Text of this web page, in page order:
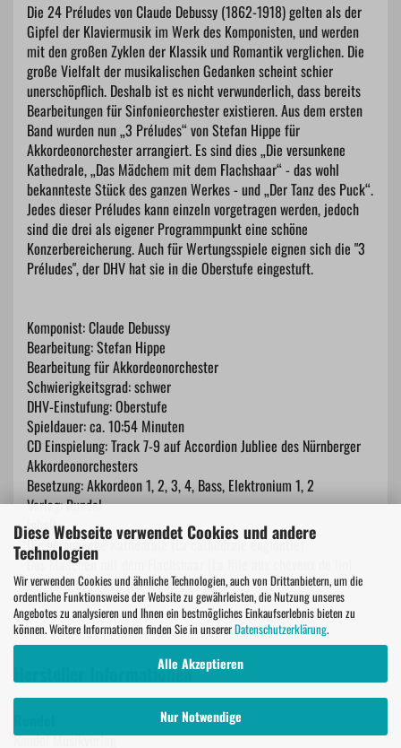
Diese Webseite verwendet Cookies und andere
Technologien
Wir verwenden Cookies und ähnliche Technologien, auch von Drittanbietern, um die
ordentliche Funktionsweise der Website zu gewährleisten, die Nutzung unseres
Angebotes zu analysieren und Ihnen ein bestmögliches Einkaufserlebnis bieten zu
können. Weitere Informationen finden Sie in unsererDatenschutzerklärung.
Alle Akzeptieren
Nur Notwendige
Die 24 Préludes von Claude Debussy (1862-1918) gelten als der
Gipfel der Klaviermusik im Werk des Komponisten, und werden
mit den großen Zyklen der Klassik und Romantik verglichen. Die
große Vielfalt der musikalischen Gedanken scheint schier
unerschöpflich. Deshalb ist es nicht verwunderlich, dass bereits
Bearbeitungen für Sinfonieorchester existieren. Aus dem ersten
Band wurden nun „3 Préludes“ von Stefan Hippe für
Akkordeonorchester arrangiert. Es sind dies „Die versunkene
Kathedrale, „Das Mädchem mit dem Flachshaar“ - das wohl
bekannteste Stück des ganzen Werkes - und „Der Tanz des Puck“.
Jedes dieser Préludes kann einzeln vorgetragen werden, jedoch
sind die drei als eigener Programmpunkt eine schöne
Konzerbereicherung. Auch für Wertungsspiele eignen sich die "3
Préludes", der DHV hat sie in die Oberstufe eingestuft.
Komponist: Claude Debussy
Bearbeitung: Stefan Hippe
Bearbeitung für Akkordeonorchester
Schwierigkeitsgrad: schwer
DHV-Einstufung: Oberstufe
Spieldauer: ca. 10:54 Minuten
CD Einspielung: Track 7-9 auf Accordion Jubliee des Nürnberger
Akkordeonorchesters
Besetzung: Akkordeon 1, 2, 3, 4, Bass, Elektronium 1, 2
Verlag: Rundel
Inhalt:
Die versunkene Kathedrale (La cathédrale engloutie)
Das Mädchen mit dem Flachshaar (La fille aux cheveux de lin)
Der Tanz des Puck (La danse de Puck)
Hersteller Informationen
Rundel Musikverlag